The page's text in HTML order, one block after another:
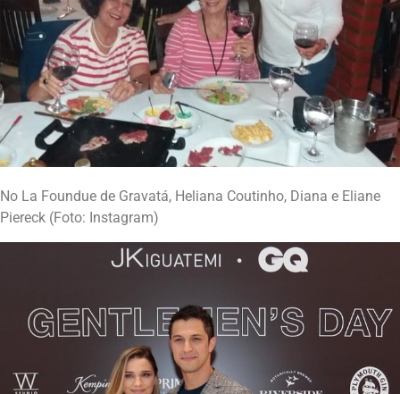
No La Foundue de Gravatá, Heliana Coutinho, Diana e Eliane
Piereck (Foto: Instagram)